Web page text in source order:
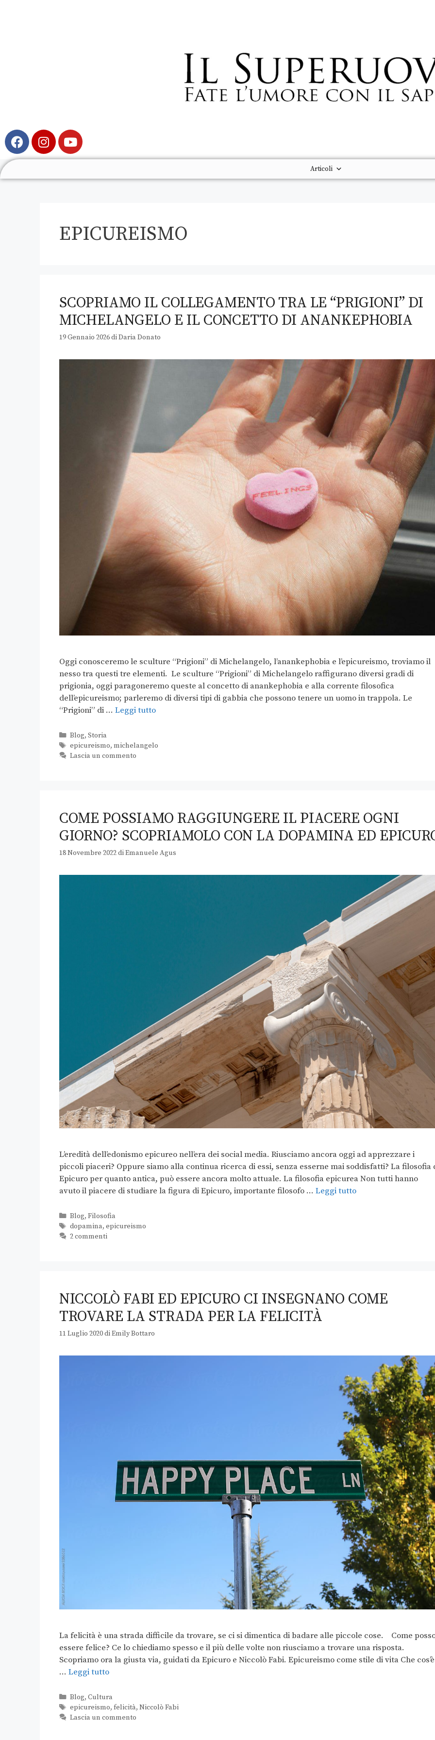
Articoli
EPICUREISMO
SCOPRIAMO IL COLLEGAMENTO TRA LE “PRIGIONI” DI
MICHELANGELO E IL CONCETTO DI ANANKEPHOBIA
19 Gennaio 2026diDaria Donato
Oggi conosceremo le sculture “Prigioni” di Michelangelo, l’anankephobia e l’epicureismo, troviamo il
nesso tra questi tre elementi. Le sculture “Prigioni” di Michelangelo raffigurano diversi gradi di
prigionia, oggi paragoneremo queste al concetto di anankephobia e alla corrente filosofica
dell’epicureismo; parleremo di diversi tipi di gabbia che possono tenere un uomo in trappola. Le
“Prigioni” di … Leggi tutto
Blog, Storia
epicureismo, michelangelo
Lascia un commento
COME POSSIAMO RAGGIUNGERE IL PIACERE OGNI
GIORNO? SCOPRIAMOLO CON LA DOPAMINA ED
18 Novembre 2022diEmanuele Agus
L’eredità dell’edonismo epicureo nell’era dei social media. Riusciamo ancora oggi ad apprezzare i
piccoli piaceri? Oppure siamo alla continua ricerca di essi, senza esserne mai soddisfatti? La filosofia
Epicuro per quanto antica, può essere ancora molto attuale. La filosofia epicurea Non tutti hanno
avuto il piacere di studiare la figura di Epicuro, importante filosofo … Leggi tutto
Blog, Filosofia
dopamina, epicureismo
2 commenti
NICCOLÒ FABI ED EPICURO CI INSEGNANO COME
TROVARE LA STRADA PER LA FELICITÀ
11 Luglio 2020diEmily Bottaro
La felicità è una strada difficile da trovare, se ci si dimentica di badare alle piccole cose. Come
essere felice? Ce lo chiediamo spesso e il più delle volte non riusciamo a trovare una risposta.
Scopriamo ora la giusta via, guidati da Epicuro e Niccolò Fabi. Epicureismo come stile di vita Che cos’è
… Leggi tutto
Blog, Cultura
epicureismo, felicità, Niccolò Fabi
Lascia un commento